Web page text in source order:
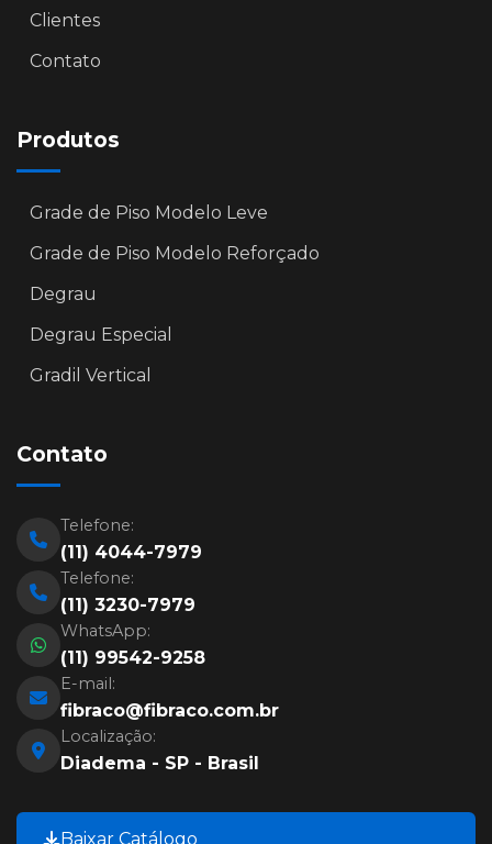
Clientes
Contato
Produtos
Grade de Piso Modelo Leve
Grade de Piso Modelo Reforçado
Degrau
Degrau Especial
Gradil Vertical
Contato
Telefone:
(11) 4044-7979
Telefone:
(11) 3230-7979
WhatsApp:
(11) 99542-9258
E-mail:
fibraco@fibraco.com.br
Localização:
Diadema - SP - Brasil
Baixar Catálogo